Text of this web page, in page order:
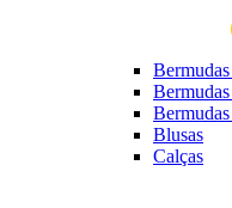
Blusas
Calças